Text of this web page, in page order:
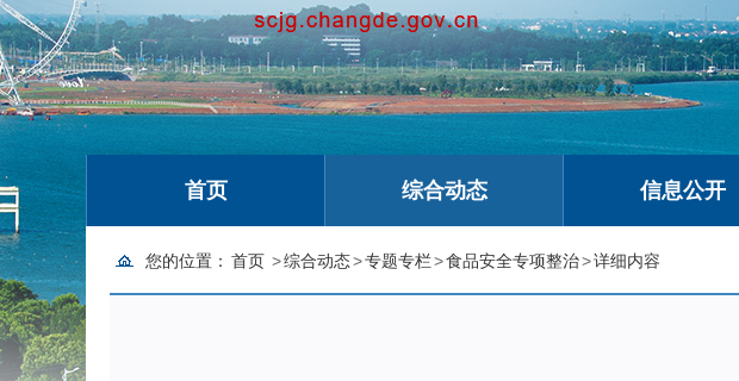
首页 综合动态 信息公开
您的位置： 首页 >综合动态>专题专栏>食品安全专项整治>详细内容